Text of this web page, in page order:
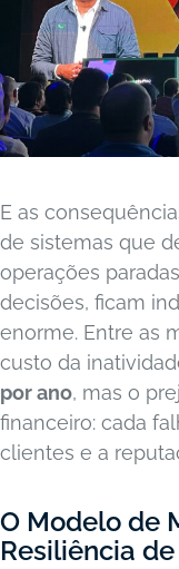
E as
de sistemas que
operações
decisões, ficam
enorme. Entre as
custo da
por ano, mas o
financeiro: cada
clientes e a
O Modelo de
Resiliência